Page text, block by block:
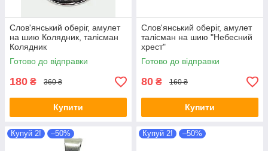
Слов'янський оберіг, амулет
на шию Колядник, талісман
Колядник
Готово до відправки
180 ₴ 360 ₴
Купити
Слов'янський оберіг, амулет
талісман на шию "Небесний
хрест"
Готово до відправки
80 ₴ 160 ₴
Купити
Купуй 2! –50% Купуй 2! –50%